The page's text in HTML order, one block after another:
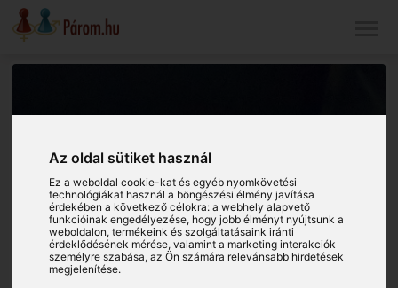
Az oldal sütiket használ
Ez a weboldal cookie-kat és egyéb nyomkövetési
technológiákat használ a böngészési élmény javítása
érdekében a következő célokra:a webhely alapvető
funkcióinak engedélyezése, hogy jobb élményt nyújtsunk a
weboldalon,termékeink és szolgáltatásaink iránti
érdeklődésének mérése, valamint a marketing interakciók
személyre szabása,az Ön számára relevánsabb hirdetések
megjelenítése.